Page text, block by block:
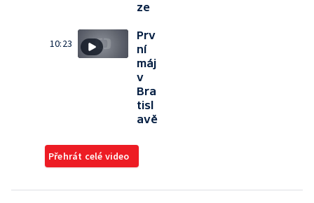
ze
10:23
Prv
ní
máj
v
Bra
tisl
avě
Přehrát celé video